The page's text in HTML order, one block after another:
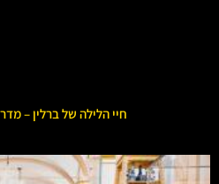
חיי הלילה של ברלין –